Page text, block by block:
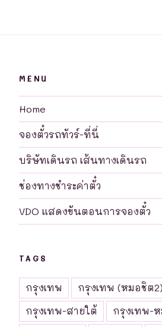
MENU
Home
จองตั๋วรถทัวร์-ที่นี่
บริษัทเดินรถ เส้นทางเดินรถ
ช่องทางชำระค่าตั๋ว
VDO แสดงขันตอนการจองตั๋ว
TAGS
กรุงเทพ
กรุงเทพ (หมอชิต
กรุงเทพ-สายใต้
กรุงเทพ-